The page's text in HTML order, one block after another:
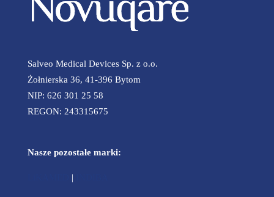
Salveo Medical Devices Sp. z o.o.
Żołnierska 36, 41-396 Bytom
NIP: 626 301 25 58
REGON: 243315675
Nasze pozostałe marki:
|